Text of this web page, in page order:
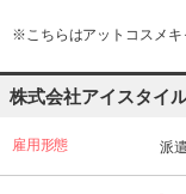
※こちらはアットコスメキ
株式会社アイスタイ
雇用形態 派遣